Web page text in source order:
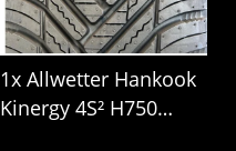
1x Allwetter Hankook
Kinergy 4S² H750